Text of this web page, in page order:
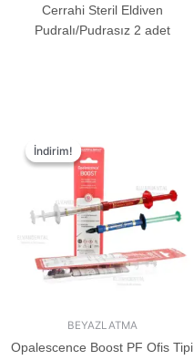
Cerrahi Steril Eldiven
Pudralı/Pudrasız 2 adet
İndirim!
İndirim!
BEYAZLATMA
Opalescence Boost PF Ofis Tipi